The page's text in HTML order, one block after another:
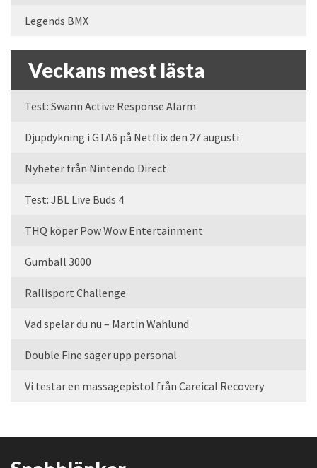
Legends BMX
Veckans mest lästa
Test: Swann Active Response Alarm
Djupdykning i GTA6 på Netflix den 27 augusti
Nyheter från Nintendo Direct
Test: JBL Live Buds 4
THQ köper Pow Wow Entertainment
Gumball 3000
Rallisport Challenge
Vad spelar du nu – Martin Wahlund
Double Fine säger upp personal
Vi testar en massagepistol från Careical Recovery